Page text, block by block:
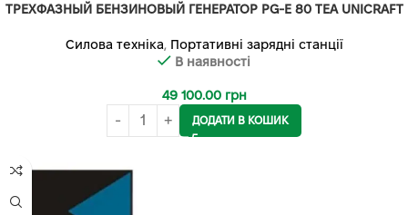
ТРЕХФАЗНЫЙ БЕНЗИНОВЫЙ ГЕНЕРАТОР PG-E 80 TEA UNICRAFT
Силова техніка, Портативні зарядні станції
В наявності
49 100.00 грн
ДОДАТИ В КОШИК